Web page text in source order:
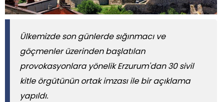
Ülkemizde son günlerde sığınmacı ve
göçmenler üzerinden başlatılan
provokasyonlara yönelik Erzurum'dan 30 sivil
kitle örgütünün ortak imzası ile bir açıklama
yapıldı.